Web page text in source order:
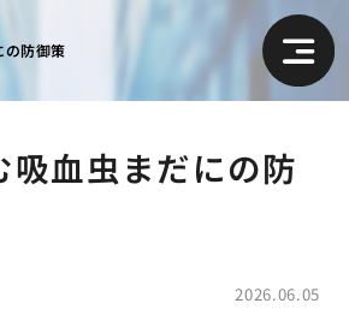
の防御策
吸血虫まだにの防
2026.06.05